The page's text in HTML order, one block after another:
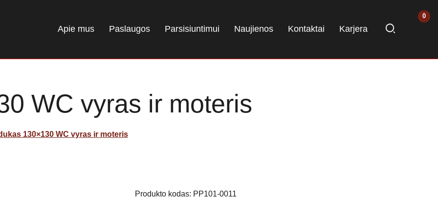
Apie mus Paslaugos Parsisiuntimui Naujienos Kontaktai Karjera
WC vyras ir moteris
130×130 WC vyras ir moteris
Produkto kodas: PP101-0011